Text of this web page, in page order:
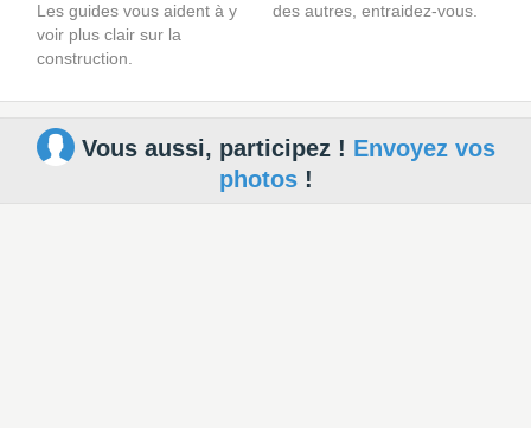
Les guides vous aident à y
voir plus clair sur la
construction.
des autres, entraidez-vous.
Vous aussi, participez ! Envoyez vos
photos!